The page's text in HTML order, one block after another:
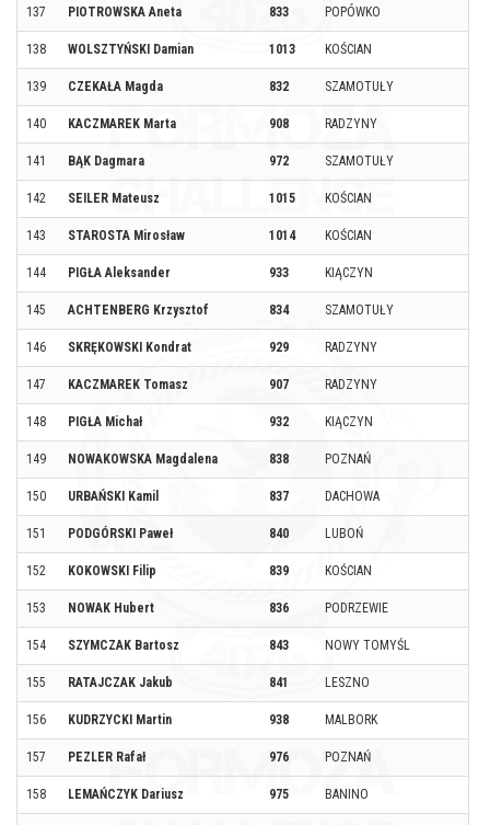
137 PIOTROWSKA Aneta 833 POPÓWKO
138 WOLSZTYŃSKI Damian 1013 KOŚCIAN
139 CZEKAŁA Magda 832 SZAMOTUŁY
140 KACZMAREK Marta 908 RADZYNY
141 BĄK Dagmara 972 SZAMOTUŁY
142 SEILER Mateusz 1015 KOŚCIAN
143 STAROSTA Mirosław 1014 KOŚCIAN
144 PIGŁA Aleksander 933 KIĄCZYN
145 ACHTENBERG Krzysztof 834 SZAMOTUŁY
146 SKRĘKOWSKI Kondrat 929 RADZYNY
147 KACZMAREK Tomasz 907 RADZYNY
148 PIGŁA Michał 932 KIĄCZYN
149 NOWAKOWSKA Magdalena 838 POZNAŃ
150 URBAŃSKI Kamil 837 DACHOWA
151 PODGÓRSKI Paweł 840 LUBOŃ
152 KOKOWSKI Filip 839 KOŚCIAN
153 NOWAK Hubert 836 PODRZEWIE
154 SZYMCZAK Bartosz 843 NOWY TOMYŚL
155 RATAJCZAK Jakub 841 LESZNO
156 KUDRZYCKI Martin 938 MALBORK
157 PEZLER Rafał 976 POZNAŃ
158 LEMAŃCZYK Dariusz 975 BANINO